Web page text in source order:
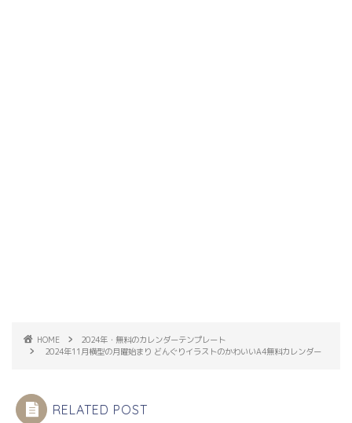
HOME
2024年・無料のカレンダーテンプレート
2024年11月横型の月曜始まり どんぐりイラストのかわいいA4無料カレンダー
RELATED POST